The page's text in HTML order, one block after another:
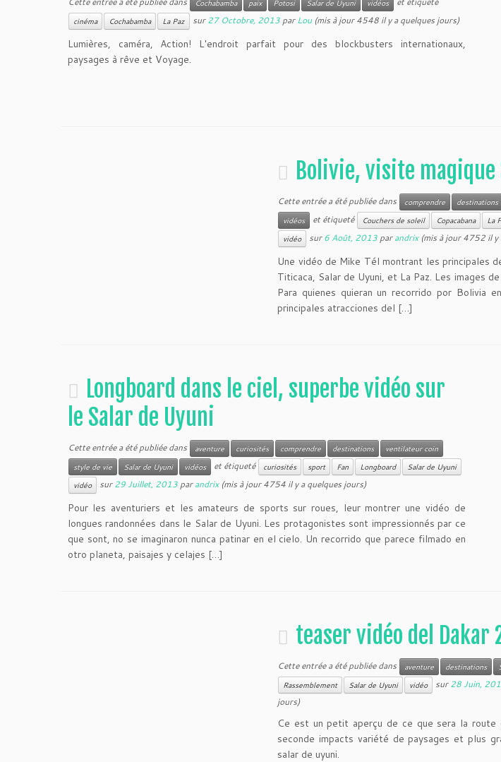
Cochabamba paix Potosi Salar de Uyuni vidéos
cinéma Cochabamba La Paz sur27 Octobre, 2013 parLou(mis à jour 4548 il y a quelques jours)
Lumières, caméra, Action! L'endroit parfait pour des blockbusters internationaux,
paysages à rêve et Voyage.
Bolivie, visite magique
Cette entrée a été publiée dans comprendre destinations
vidéos
et étiqueté Couchers de soleil Copacabana La
vidéo
sur6 Août, 2013 parandrix(mis à jour 4752 il y
Une vidéo de Mike Tél montrant les principales
Titicaca, Salar de Uyuni, et La Paz. Les images
Para quienes quieran un recorrido por Bolivia
principales atracciones del […]
Longboard dans le ciel, superbe vidéo sur
le Salar de Uyuni
Cette entrée a été publiée dans aventure curiosités comprendre destinations
ventilateur coin
style de vie
Salar de Uyuni vidéos et étiqueté curiosités sport Fan Longboard
Salar de Uyuni
vidéo
sur29 Juillet, 2013 parandrix(mis à jour 4754 il y a quelques jours)
Pour les aventuriers et les amateurs de sports sur roues, leur montrer une vidéo de
longues randonnées dans le Salar de Uyuni. Les protagonistes sont impressionnés par ce
que sont, no se imaginaron nunca patinar en el cielo. Un recorrido que parece filmado en
otro planeta, paisajes y celajes […]
teaser vidéo del Dakar
Cette entrée a été publiée dans aventure destinations
Rassemblement
Salar de Uyuni vidéo sur28 Juin,
jours)
Ce est un petit aperçu de ce que sera la
seconde impacts variété de paysages et plus
salar de uyuni.